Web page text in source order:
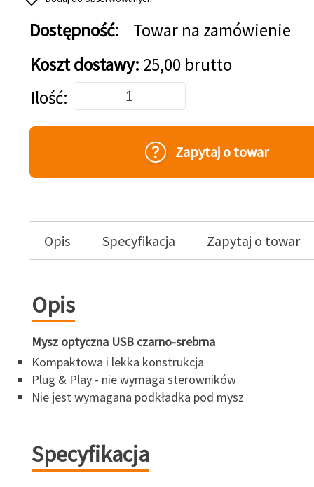
Dostępność:
Towar na zamówienie
Koszt dostawy: 25,00 brutto
Dodaj do koszyka
Ilość
Zapytaj o towar
Opis Specyfikacja Zapytaj o towar
Opis
Mysz optyczna USB czarno-srebrna
Kompaktowa i lekka konstrukcja
Plug & Play - nie wymaga sterowników
Nie jest wymagana podkładka pod mysz
Specyfikacja